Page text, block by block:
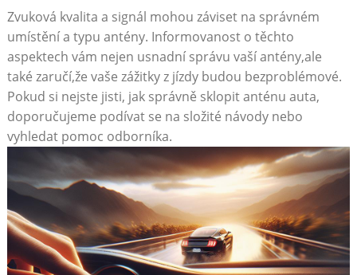
Zvuková kvalita a signál mohou záviset na správném‌
umístění a typu antény. Informovanost o těchto
aspektech ​vám nejen usnadní správu vaší antény,ale⁤
také zaručí,že vaše zážitky z jízdy budou bezproblémové.
Pokud​ si nejste jisti, jak správně sklopit anténu auta,⁣
doporučujeme podívat se na ⁢složité návody nebo
‌vyhledat pomoc odborníka.